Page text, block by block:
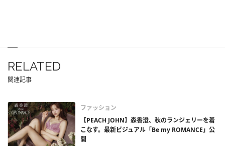
RELATED
関連記事
ファッション
【PEACH JOHN】森香澄、秋のランジェリーを着
こなす。最新ビジュアル「Be my ROMANCE」公
開